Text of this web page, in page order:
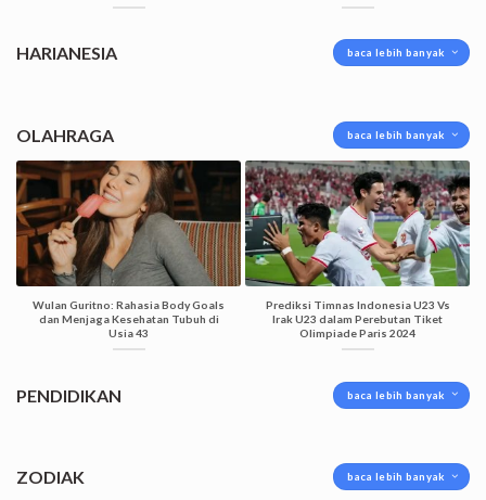
HARIANESIA baca lebih banyak
OLAHRAGA baca lebih banyak
Wulan Guritno: Rahasia Body Goals
dan Menjaga Kesehatan Tubuh di
Usia 43
Prediksi Timnas Indonesia U23 Vs
Irak U23 dalam Perebutan Tiket
Olimpiade Paris 2024
PENDIDIKAN baca lebih banyak
ZODIAK baca lebih banyak